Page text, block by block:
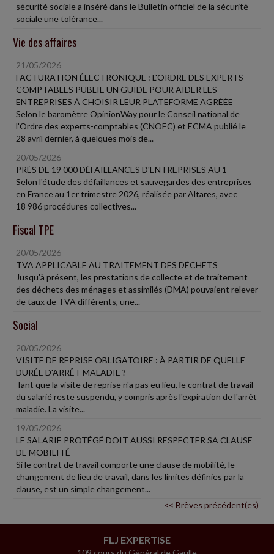
sécurité sociale a inséré dans le Bulletin officiel de la sécurité
sociale une tolérance...
Vie des affaires
21/05/2026
FACTURATION ÉLECTRONIQUE : L'ORDRE DES EXPERTS-
COMPTABLES PUBLIE UN GUIDE POUR AIDER LES
ENTREPRISES À CHOISIR LEUR PLATEFORME AGRÉÉE
Selon le baromètre OpinionWay pour le Conseil national de
l'Ordre des experts-comptables (CNOEC) et ECMA publié le
28 avril dernier, à quelques mois de...
20/05/2026
PRÈS DE 19 000 DÉFAILLANCES D'ENTREPRISES AU 1
Selon l'étude des défaillances et sauvegardes des entreprises
en France au 1er trimestre 2026, réalisée par Altares, avec
18 986 procédures collectives...
Fiscal TPE
20/05/2026
TVA APPLICABLE AU TRAITEMENT DES DÉCHETS
Jusqu'à présent, les prestations de collecte et de traitement
des déchets des ménages et assimilés (DMA) pouvaient relever
de taux de TVA différents, une...
Social
20/05/2026
VISITE DE REPRISE OBLIGATOIRE : À PARTIR DE QUELLE
DURÉE D'ARRÊT MALADIE ?
Tant que la visite de reprise n'a pas eu lieu, le contrat de travail
du salarié reste suspendu, y compris après l'expiration de l'arrêt
maladie. La visite...
19/05/2026
LE SALARIE PROTÉGÉ DOIT AUSSI RESPECTER SA CLAUSE
DE MOBILITÉ
Si le contrat de travail comporte une clause de mobilité, le
changement de lieu de travail, dans les limites définies par la
clause, est un simple changement...
<< Brèves précédent(es)
FLJ EXPERTISE